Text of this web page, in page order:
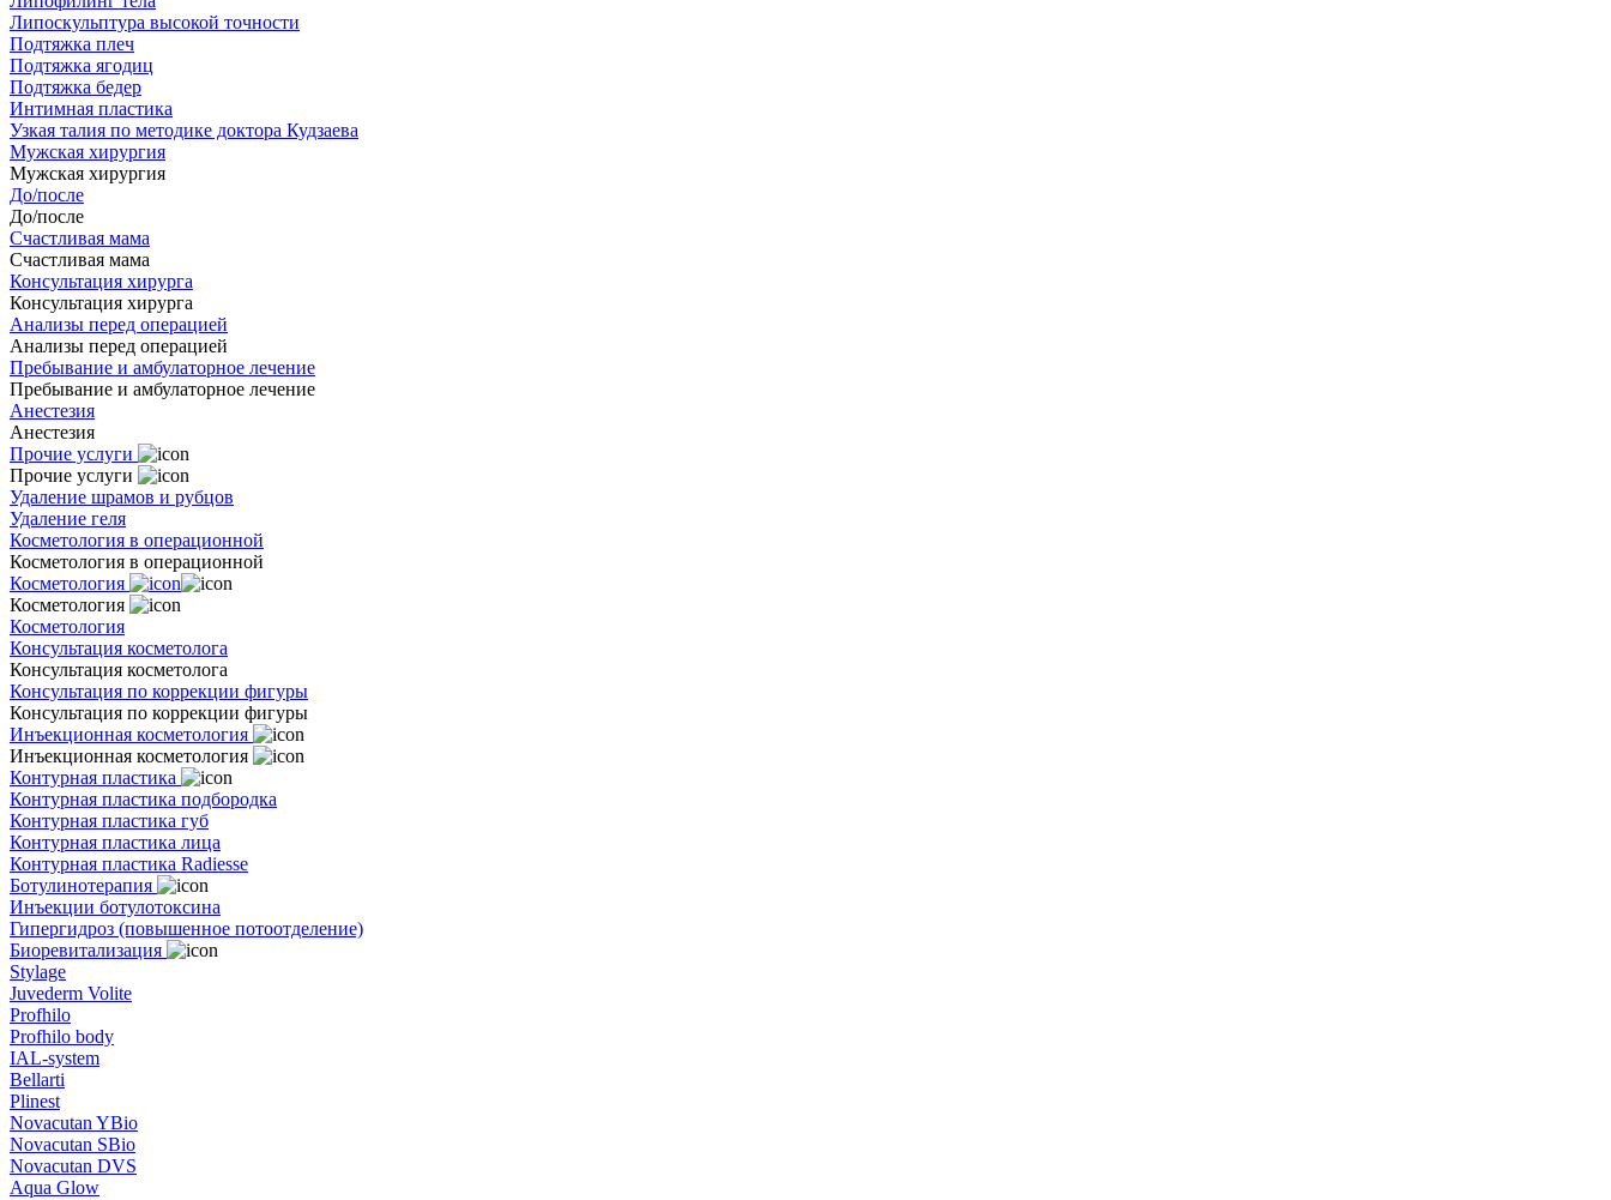
Липоскульптура высокой точности
Подтяжка плеч
Подтяжка ягодиц
Подтяжка бедер
Интимная пластика
Узкая талия по методике доктора Кудзаева
Мужская хирургия
Мужская хирургия
До/после
До/после
Счастливая мама
Счастливая мама
Консультация хирурга
Консультация хирурга
Анализы перед операцией
Анализы перед операцией
Пребывание и амбулаторное лечение
Пребывание и амбулаторное лечение
Анестезия
Анестезия
Прочие услуги
Прочие услуги
Удаление шрамов и рубцов
Удаление геля
Косметология в операционной
Косметология в операционной
Косметология
Косметология
Косметология
Консультация косметолога
Консультация косметолога
Консультация по коррекции фигуры
Консультация по коррекции фигуры
Инъекционная косметология
Инъекционная косметология
Контурная пластика
Контурная пластика подбородка
Контурная пластика губ
Контурная пластика лица
Контурная пластика Radiesse
Ботулинотерапия
Инъекции ботулотоксина
Гипергидроз (повышенное потоотделение)
Биоревитализация
Stylage
Juvederm Volite
Profhilo
Profhilo body
IAL-system
Bellarti
Plinest
Novacutan YBio
Novacutan SBio
Novacutan DVS
Aqua Glow